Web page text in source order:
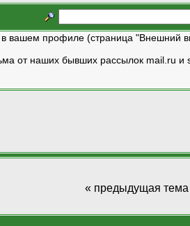
вашем профиле (страница "Внешний
от наших бывших рассылок mail.ru и
« предыдущая тема